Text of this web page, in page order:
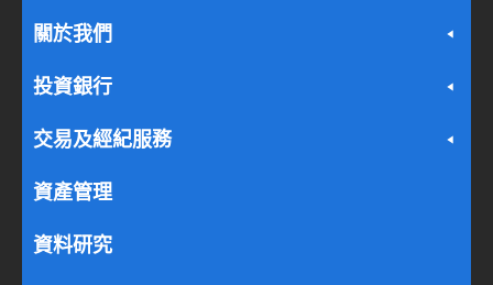
關於我們
投資銀行
交易及經紀服務
資產管理
資料研究